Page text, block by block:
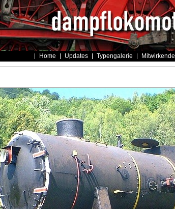
Home Updates Typengalerie Mitwirkende